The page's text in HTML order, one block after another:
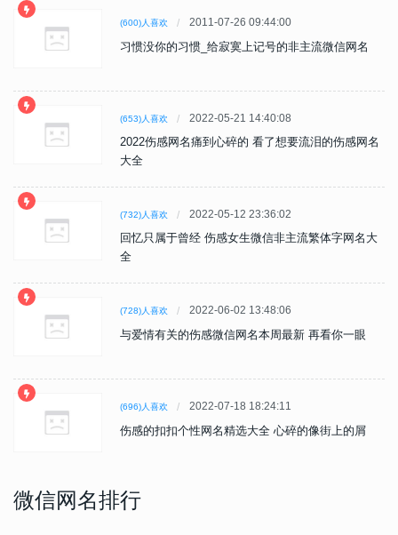
(600)人喜欢 2011-07-26 09:44:00
习惯没你的习惯_给寂寞上记号的非主流微信网名
(653)人喜欢 2022-05-21 14:40:08
2022伤感网名痛到心碎的 看了想要流泪的伤感网名
大全
(732)人喜欢 2022-05-12 23:36:02
回忆只属于曾经 伤感女生微信非主流繁体字网名大
全
(728)人喜欢 2022-06-02 13:48:06
与爱情有关的伤感微信网名本周最新 再看你一眼
(696)人喜欢 2022-07-18 18:24:11
伤感的扣扣个性网名精选大全 心碎的像街上的屑
微信网名排行